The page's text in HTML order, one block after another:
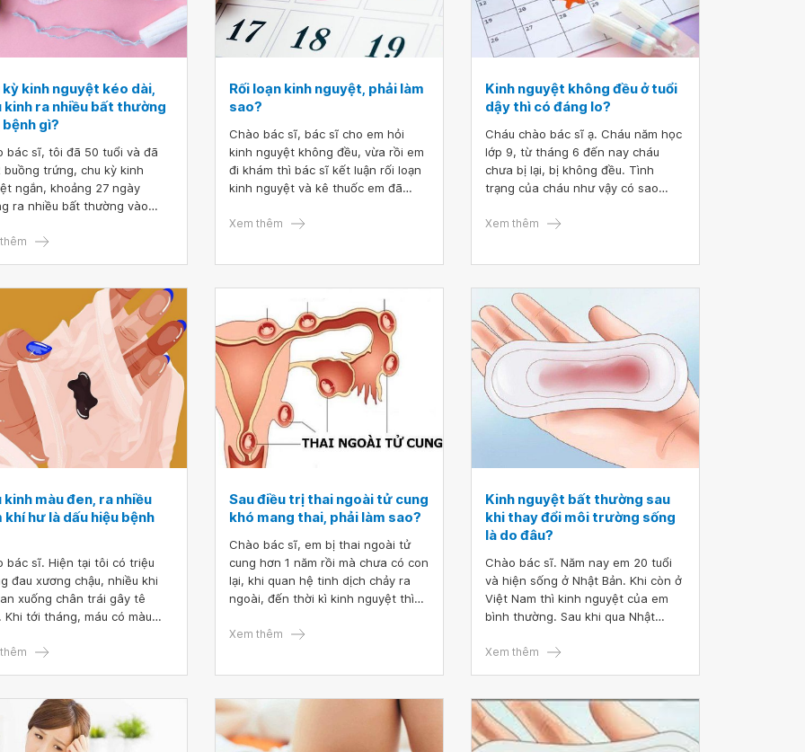
kỳ kinh nguyệt kéo dài,
kinh ra nhiều bất thường
bệnh gì?
bác sĩ, tôi đã 50 tuổi và đã
buồng trứng, chu kỳ kinh
ngắn, khoảng 27 ngày
ra nhiều bất thường vào
và kéo dài thêm 3 - 4 ngày
gì không? Quan hệ vẫn tốt ạ.
Rối loạn kinh nguyệt, phải làm
sao?
Chào bác sĩ, bác sĩ cho em hỏi
kinh nguyệt không đều, vừa rồi em
đi khám thì bác sĩ kết luận rối loạn
kinh nguyệt và kê thuốc em đã
nhưng sau kì kinh đó đến nay đã
Xem thêm
Kinh nguyệt không đều ở tuổi
dậy thì có đáng lo?
Cháu chào bác sĩ ạ. Cháu năm học
lớp 9, từ tháng 6 đến nay cháu
chưa bị lại, bị không đều. Tình
trạng của cháu như vậy có sao
cháu, cháu xin cảm ơn.
Xem thêm
kinh màu đen, ra nhiều
khí hư là dấu hiệu bệnh
bác sĩ. Hiện tại tôi có triệu
đau xương chậu, nhiều khi
xuống chân trái gây tê
Khi tới tháng, máu có màu
có mùi hôi. Bác sĩ cho
Sau điều trị thai ngoài tử cung
khó mang thai, phải làm sao?
Chào bác sĩ, em bị thai ngoài tử
cung hơn 1 năm rồi mà chưa có con
lại, khi quan hệ tinh dịch chảy ra
ngoài, đến thời kì kinh nguyệt thì
em bị làm sao ạ?
Xem thêm
Kinh nguyệt bất thường sau
khi thay đổi môi trường sống
là do đâu?
Chào bác sĩ. Năm nay em 20 tuổi
và hiện sống ở Nhật Bản. Khi còn ở
Việt Nam thì kinh nguyệt của em
bình thường. Sau khi qua Nhật
màu nâu đen. Em đã sử dụng thuốc
nhiên, đến hiện tại thì em lại bị ra
máu kinh nâu đen. Bác sĩ cho em
hỏi em bị làm sao vậy ạ? Mong bác
Xem thêm